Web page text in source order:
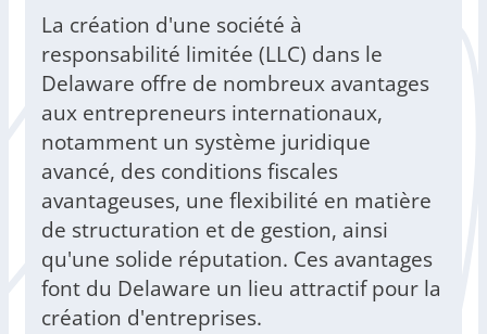
La création d'une société à
responsabilité limitée (LLC) dans le
Delaware offre de nombreux avantages
aux entrepreneurs internationaux,
notamment un système juridique
avancé, des conditions fiscales
avantageuses, une flexibilité en matière
de structuration et de gestion, ainsi
qu'une solide réputation. Ces avantages
font du Delaware un lieu attractif pour la
création d'entreprises.